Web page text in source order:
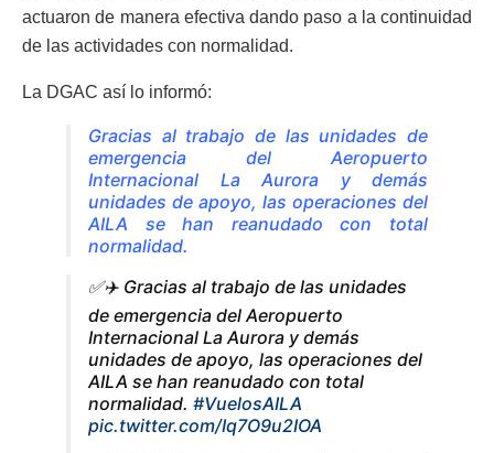
actuaron de manera efectiva dando paso a la continuidad
de las actividades con normalidad.
La DGAC así lo informó:
Gracias al trabajo de las unidades de
emergencia del Aeropuerto
Internacional La Aurora y demás
unidades de apoyo, las operaciones del
AILA se han reanudado con total
normalidad.
✅✈️ Gracias al trabajo de las unidades
de emergencia del Aeropuerto
Internacional La Aurora y demás
unidades de apoyo, las operaciones del
AILA se han reanudado con total
normalidad. #VuelosAILA
pic.twitter.com/Iq7O9u2IOA